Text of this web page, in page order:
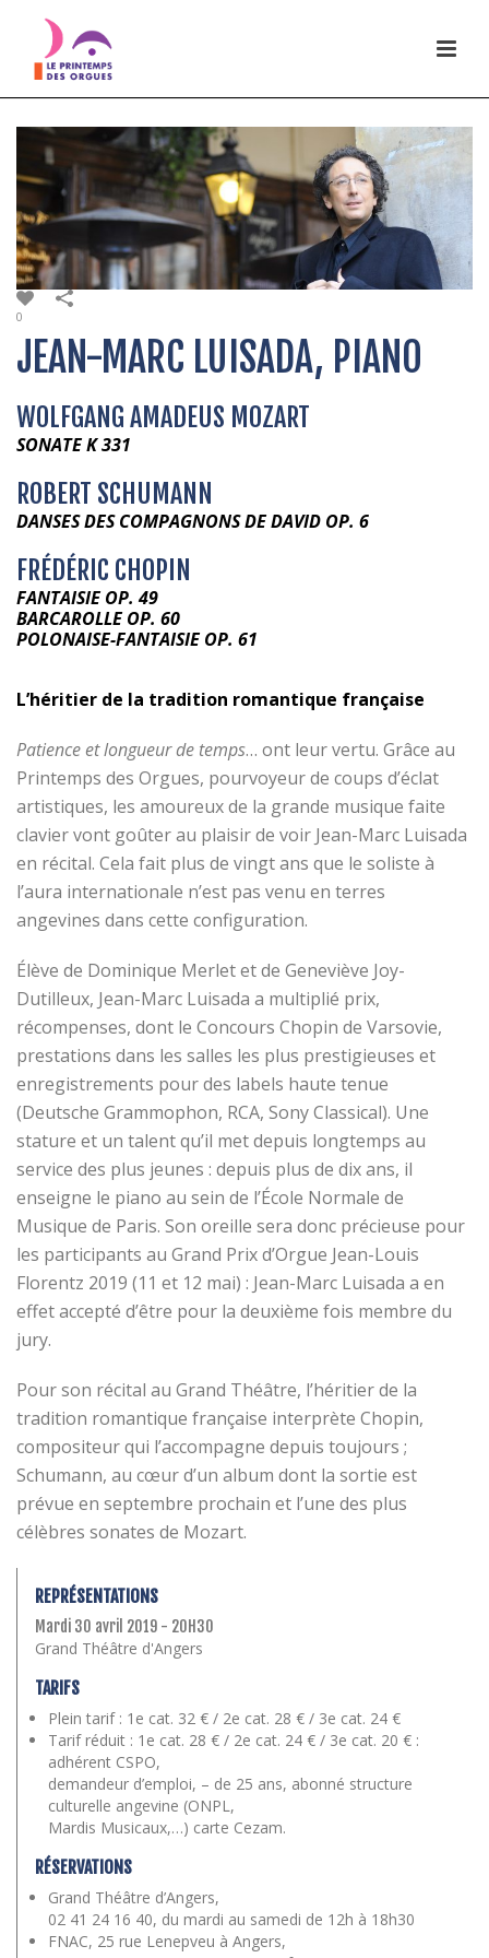
0
JEAN-MARC LUISADA, PIANO
WOLFGANG AMADEUS MOZART
SONATE K 331
ROBERT SCHUMANN
DANSES DES COMPAGNONS DE DAVID OP. 6
FRÉDÉRIC CHOPIN
FANTAISIE OP. 49
BARCAROLLE OP. 60
POLONAISE-FANTAISIE OP. 61
L’héritier de la tradition romantique française
Patience et longueur de temps… ont leur vertu. Grâce au
Printemps des Orgues, pourvoyeur de coups d’éclat
artistiques, les amoureux de la grande musique faite
clavier vont goûter au plaisir de voir Jean-Marc Luisada
en récital. Cela fait plus de vingt ans que le soliste à
l’aura internationale n’est pas venu en terres
angevines dans cette configuration.
Élève de Dominique Merlet et de Geneviève Joy-
Dutilleux, Jean-Marc Luisada a multiplié prix,
récompenses, dont le Concours Chopin de Varsovie,
prestations dans les salles les plus prestigieuses et
enregistrements pour des labels haute tenue
(Deutsche Grammophon, RCA, Sony Classical). Une
stature et un talent qu’il met depuis longtemps au
service des plus jeunes : depuis plus de dix ans, il
enseigne le piano au sein de l’École Normale de
Musique de Paris. Son oreille sera donc précieuse pour
les participants au Grand Prix d’Orgue Jean-Louis
Florentz 2019 (11 et 12 mai) : Jean-Marc Luisada a en
effet accepté d’être pour la deuxième fois membre du
jury.
Pour son récital au Grand Théâtre, l’héritier de la
tradition romantique française interprète Chopin,
compositeur qui l’accompagne depuis toujours ;
Schumann, au cœur d’un album dont la sortie est
prévue en septembre prochain et l’une des plus
célèbres sonates de Mozart.
REPRÉSENTATIONS
Mardi 30 avril 2019 - 20H30
Grand Théâtre d'Angers
TARIFS
Plein tarif : 1e cat. 32 € / 2e cat. 28 € / 3e cat. 24 €
Tarif réduit : 1e cat. 28 € / 2e cat. 24 € / 3e cat. 20 € :
adhérent CSPO,
demandeur d’emploi, – de 25 ans, abonné structure
culturelle angevine (ONPL,
Mardis Musicaux,…) carte Cezam.
RÉSERVATIONS
Grand Théâtre d’Angers,
02 41 24 16 40, du mardi au samedi de 12h à 18h30
FNAC, 25 rue Lenepveu à Angers,